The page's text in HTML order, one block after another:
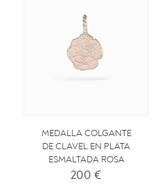
MEDALLA COLGANTE
DE CLAVEL EN PLATA
ESMALTADA ROSA
200€